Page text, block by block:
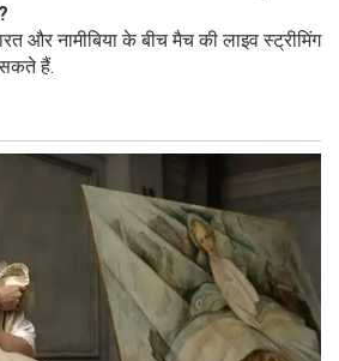
और नामीबिया के बीच मैच की लाइव स्ट्रीमिंग
हैं.